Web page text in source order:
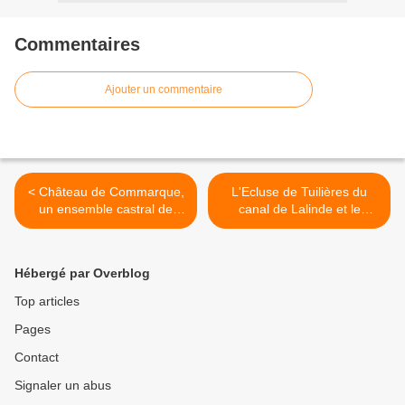
Commentaires
Ajouter un commentaire
< Château de Commarque,
un ensemble castral de
légende en Périgord noir.
L'Ecluse de Tuilières du
canal de Lalinde et le
chemin de halage en
Hébergé par Overblog
Top articles
Pages
Contact
Signaler un abus